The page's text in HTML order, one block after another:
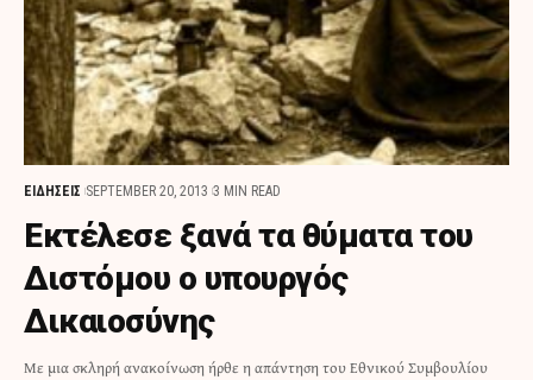
ΕΙΔΗΣΕΙΣ SEPTEMBER 20, 2013 3 MIN READ
Εκτέλεσε ξανά τα θύματα του
Διστόμου ο υπουργός
Δικαιοσύνης
Με μια σκληρή ανακοίνωση ήρθε η απάντηση του Εθνικού Συμβουλίου